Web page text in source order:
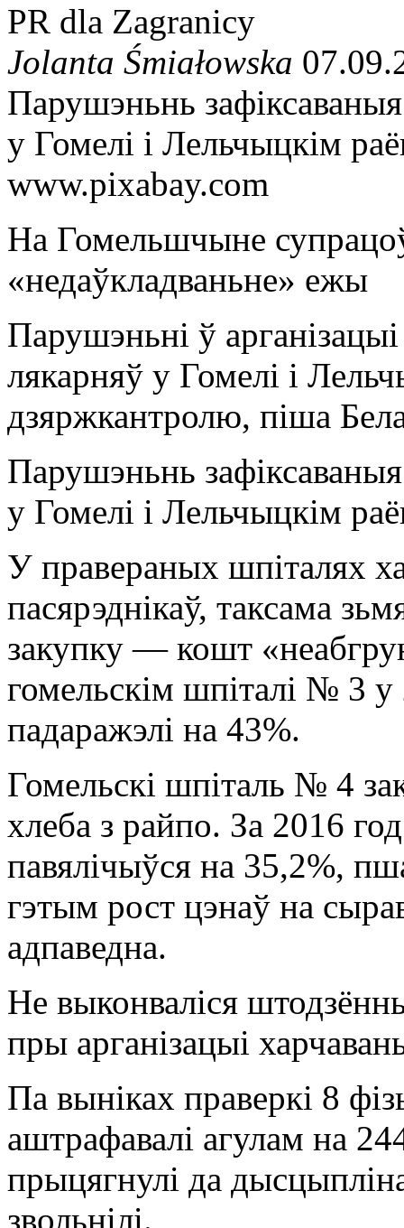
PR dla Zagranicy
Jolanta Śmiałowska
Парушэньнь
у Гомелі і Лельчыцкім
www.pixabay.com
На Гомельшчыне
«недаўкладваньне» ежы
Парушэньні ў
лякарняў у Гомелі і
дзяржкантролю, піша
Парушэньнь
у Гомелі і Лельчыцкім
У правераных шпіталях
пасярэднікаў, таксама
закупку — кошт
гомельскім шпіталі № 3 у
падаражэлі на 43%.
Гомельскі шпіталь № 4
хлеба з райпо. За 2016
павялічыўся на 35,2%,
гэтым рост цэнаў на
адпаведна.
Не выконваліся
пры арганізацыі
Па выніках праверкі 8
аштрафавалі агулам на
прыцягнулі да
звольнілі.